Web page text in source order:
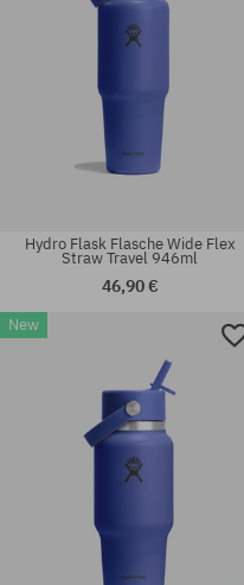
Hydro Flask Flasche Wide Flex
Straw Travel 946ml
46,90 €
New